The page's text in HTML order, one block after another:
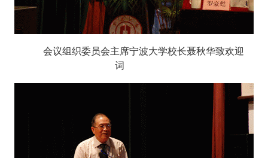
会议组织委员会主席宁波大学校长聂秋华致欢迎
词